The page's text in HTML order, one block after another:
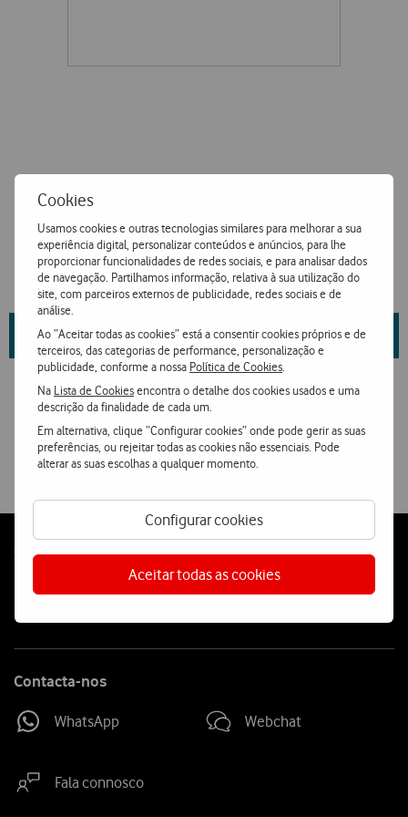
Cookies
Usamos cookies e outras tecnologias similares para melhorar a sua
experiência digital, personalizar conteúdos e anúncios, para lhe
proporcionar funcionalidades de redes sociais, e para analisar dados
de navegação. Partilhamos informação, relativa à sua utilização do
site, com parceiros externos de publicidade, redes sociais e de
análise.
Ao “Aceitar todas as cookies” está a consentir cookies próprios e de
terceiros, das categorias de performance, personalização e
publicidade, conforme a nossa Política de Cookies
Na Lista de Cookiesencontra o detalhe dos cookies usados e uma
descrição da finalidade de cada um.
Em alternativa, clique “Configurar cookies” onde pode gerir as suas
preferências, ou rejeitar todas as cookies não essenciais. Pode
alterar as suas escolhas a qualquer momento.
Configurar cookies
Aceitar todas as cookies
Saiba mais sobre as propriedades da marca e fornecedoraqui
Ver condições Loja Online
Follow
Social
Contacta-nos
WhatsApp Webchat
Fala connosco